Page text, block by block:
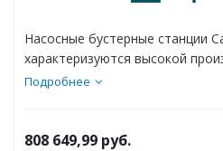
Насосные бустерные станции
характеризуются высокой
Подробнее
808 649,99 руб.